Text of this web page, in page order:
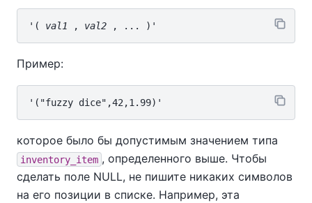
'( val1 , val2
Пример:
которое было бы допустимым значением типа
inventory_item , определенного выше. Чтобы
сделать поле NULL, не пишите никаких символов
на его позиции в списке. Например, эта